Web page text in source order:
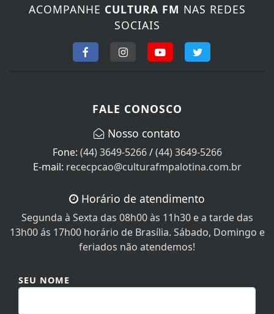
ACOMPANHE CULTURA FM NAS REDES
SOCIAIS
FALE CONOSCO
Nosso contato
Fone: (44) 3649-5266/(44) 3649-5266
E-mail: rececpcao@culturafmpalotina.com.br
Horário de atendimento
Segunda à Sexta das 08h00 às 11h30 e a tarde das
13h00 ás 17h00 horário de Brasília. Sábado, Domingo e
feriados não atendemos!
SEU NOME